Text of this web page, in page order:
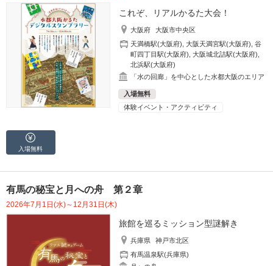
これぞ、リアルかるた大会！
大阪府
大阪市中央区
天満橋駅(大阪府) ,大阪天満宮駅(大阪府) ,谷
町四丁目駅(大阪府) ,大阪城北詰駅(大阪府)
北浜駅(大阪府)
「水の回廊」を中心とした水都大阪のエリア
入場無料
体験イベント・アクティビティ
入場無料
有馬の秘宝と月への舟 第２章
2026年7月1日(水)～12月31日(木)
旅館を巡るミッション型謎解き
兵庫県
神戸市北区
有馬温泉駅(兵庫県)